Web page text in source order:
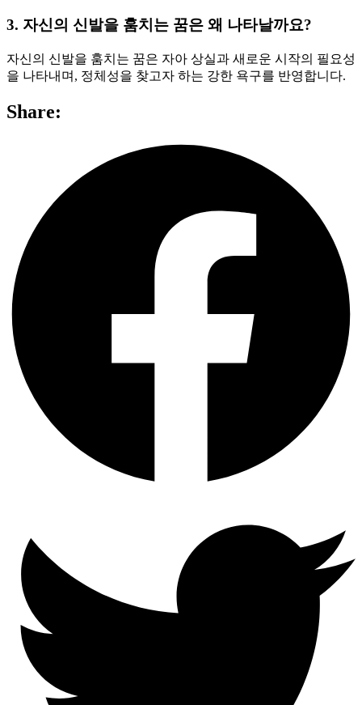
3. 자신의 신발을 훔치는 꿈은 왜 나타날까요?
자신의 신발을 훔치는 꿈은 자아 상실과 새로운 시작의 필요성
을 나타내며, 정체성을 찾고자 하는 강한 욕구를 반영합니다.
Share: